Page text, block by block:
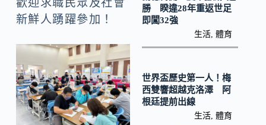
歡迎求職民眾及社會
新鮮人踴躍參加！
勝 睽違28年重返世足
即闖32強
生活 ,體育
世界盃歷史第一人！梅
西雙響超越克洛澤 阿
根廷提前出線
生活 ,體育